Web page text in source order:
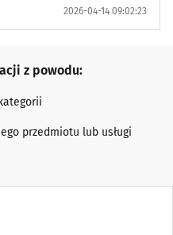
2026-04-14 09:02:23
z powodu:
przedmiotu lub usługi